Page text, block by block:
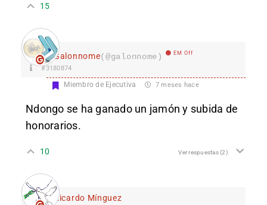
15
Galonnome(@galonnome) EM Off
#3180874
Miembro de Ejecutiva 7 meses hace
Ndongo se ha ganado un jamón y subida de
honorarios.
10 Ver respuestas(2)
Ricardo Mínguez